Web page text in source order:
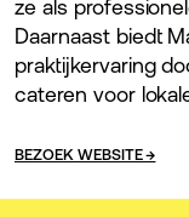
ze als
Daarnaast biedt
praktijkervaring
cateren voor
BEZOEK WEBSITE →